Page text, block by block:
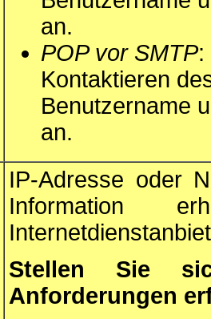
an.
POP vor SMTP:
Kontaktieren
Benutzername
an.
IP-Adresse oder
Information
Stellen Sie
Anforderungen